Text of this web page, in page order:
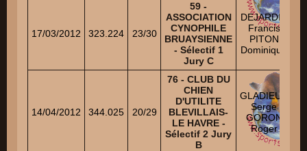
17/03/2012 323.224 23/30
59 -
ASSOCIATION
CYNOPHILE
BRUAYSIENNE
- Sélectif 1
Jury C
DEJARDIN
Francis
PITON
Dominique
14/04/2012 344.025 20/29
76 - CLUB DU
CHIEN
D'UTILITE
BLEVILLAIS-
LE HAVRE -
Sélectif 2 Jury
B
GLADIEUX
Serge
GORON
Roger